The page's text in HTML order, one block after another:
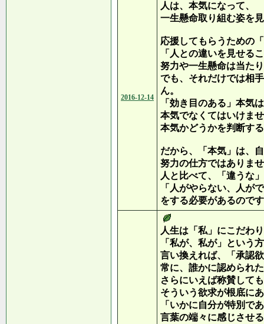
2016-12-14
人は、本気になって、
一生懸命取り組む姿を
応援してもらうための
「人との違いを見せる
努力や一生懸命は当た
でも、それだけでは相
ん。
「効き目のある」本気
本気でなくてはいけま
本気かどうかを判断す
だから、「本気」は、
努力の仕方ではありま
人と比べて、「違うな
「人がやらない、人が
をする必要があるので
人生は「私」にこだわ
「私が、私が」という
言い換えれば、「承認
常に、誰かに認められ
さらにいえば称賛して
そういう欲求が根底に
「いかに自分が特別で
言葉の端々に感じさせ